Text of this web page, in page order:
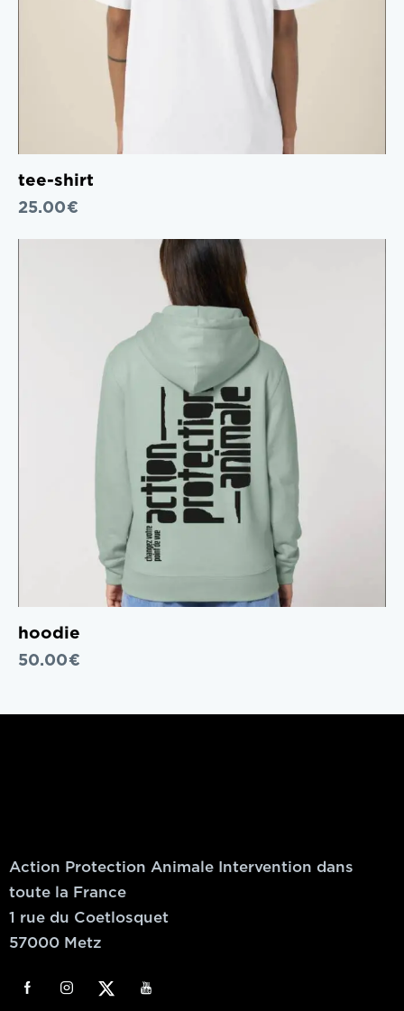
tee-shirt
25.00€
hoodie
50.00€
Action Protection Animale Intervention dans
toute la France
1 rue du Coetlosquet
57000 Metz